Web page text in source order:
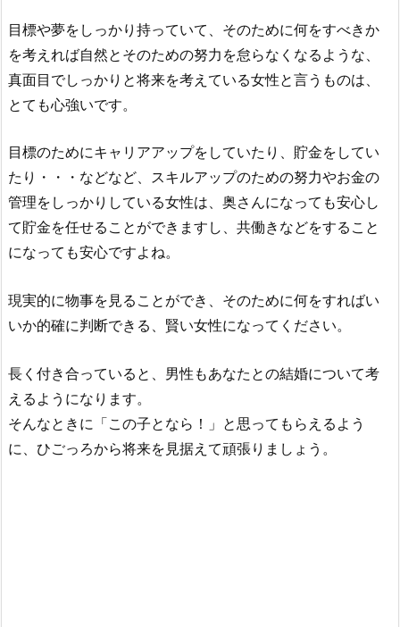
目標や夢をしっかり持っていて、そのために何をすべきか
を考えれば自然とそのための努力を怠らなくなるような、
真面目でしっかりと将来を考えている女性と言うものは、
とても心強いです。
目標のためにキャリアアップをしていたり、貯金をしてい
たり・・・などなど、スキルアップのための努力やお金の
管理をしっかりしている女性は、奥さんになっても安心し
て貯金を任せることができますし、共働きなどをすること
になっても安心ですよね。
現実的に物事を見ることができ、そのために何をすればい
いか的確に判断できる、賢い女性になってください。
長く付き合っていると、男性もあなたとの結婚について考
えるようになります。
そんなときに「この子となら！」と思ってもらえるよう
に、ひごっろから将来を見据えて頑張りましょう。